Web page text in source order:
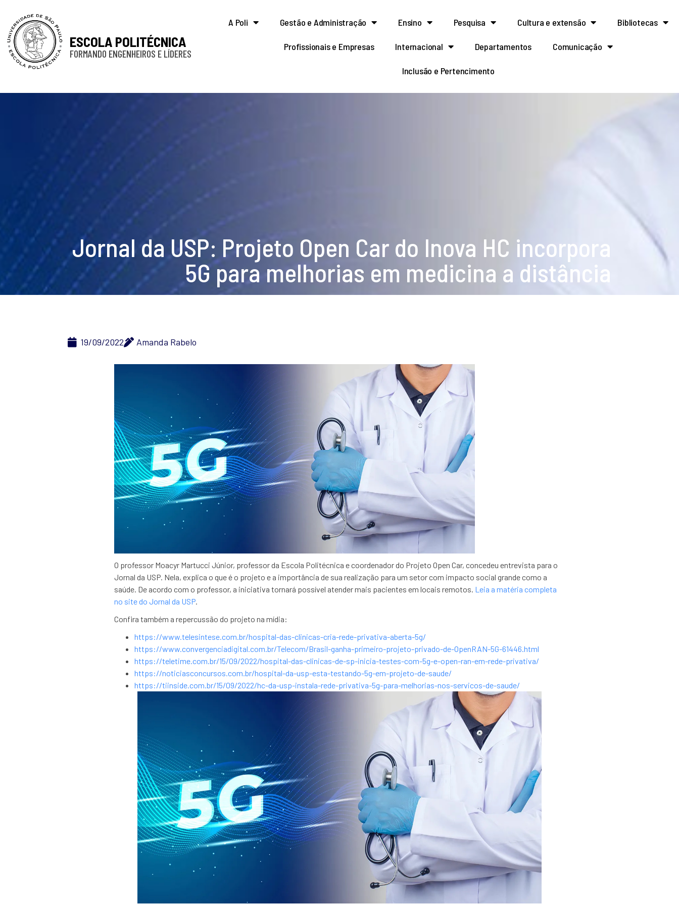
ESCOLA POLITÉCNICA
FORMANDO ENGENHEIROS E LÍDERES
A Poli Gestão e Administração Ensino Pesquisa Cultura e extensão Bibliotecas
Profissionais e Empresas Internacional Departamentos Comunicação
Inclusão e Pertencimento
Jornal da USP: Projeto Open Car do Inova HC incorpora
5G para melhorias em medicina a distância
19/09/2022 Amanda Rabelo
O professor Moacyr Martucci Júnior, professor da Escola Politécnica e coordenador do Projeto Open Car, concedeu entrevista para o
Jornal da USP. Nela, explica o que é o projeto e a importância de sua realização para um setor com impacto social grande como a
saúde. De acordo com o professor, a iniciativa tornará possível atender mais pacientes em locais remotos. Leia a matéria completa
no site do Jornal da USP.
Confira também a repercussão do projeto na mídia:
https://www.telesintese.com.br/hospital-das-clinicas-cria-rede-privativa-aberta-5g/
https://www.convergenciadigital.com.br/Telecom/Brasil-ganha-primeiro-projeto-privado-de-OpenRAN-5G-61446.html
https://teletime.com.br/15/09/2022/hospital-das-clinicas-de-sp-inicia-testes-com-5g-e-open-ran-em-rede-privativa/
https://noticiasconcursos.com.br/hospital-da-usp-esta-testando-5g-em-projeto-de-saude/
https://tiinside.com.br/15/09/2022/hc-da-usp-instala-rede-privativa-5g-para-melhorias-nos-servicos-de-saude/